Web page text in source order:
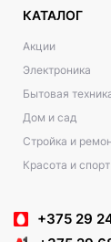
КАТАЛОГ
Акции
Электроника
Бытовая
Дом и сад
Стройка и
Красота и спорт
+375 29